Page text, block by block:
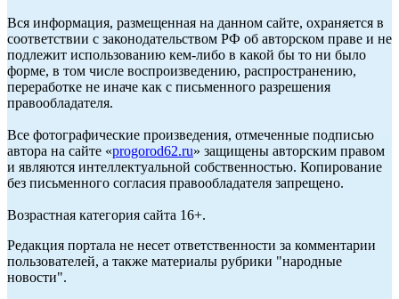
Вся информация, размещенная на данном сайте, охраняется в
соответствии с законодательством РФ об авторском праве и не
подлежит использованию кем-либо в какой бы то ни было
форме, в том числе воспроизведению, распространению,
переработке не иначе как с письменного разрешения
правообладателя.
Все фотографические произведения, отмеченные подписью
автора на сайте «progorod62.ru» защищены авторским правом
и являются интеллектуальной собственностью. Копирование
без письменного согласия правообладателя запрещено.
Возрастная категория сайта 16+.
Редакция портала не несет ответственности за комментарии
пользователей, а также материалы рубрики "народные
новости".